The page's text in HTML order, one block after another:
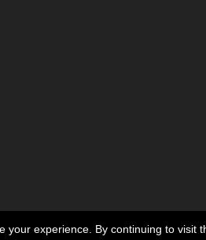
your experience. By continuing to visit